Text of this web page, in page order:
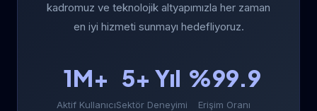
kadromuz ve teknolojik altyapımızla her zaman
en iyi hizmeti sunmayı hedefliyoruz.
1M+
Aktif Kullanıcı
5+ Yıl
Sektör Deneyimi
%99.9
Erişim Oranı